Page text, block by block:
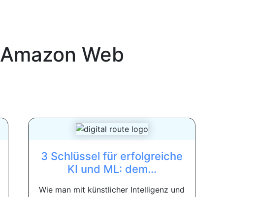
Amazon Web
3 Schlüssel für erfolgreiche
KI und ML: dem...
Wie man mit künstlicher Intelligenz und